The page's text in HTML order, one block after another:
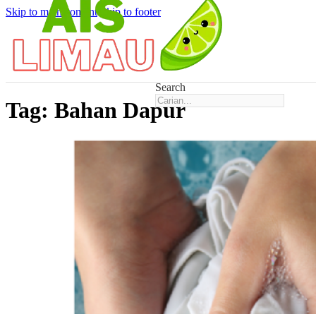
Skip to main content Skip to footer
Search
Tag: Bahan Dapur